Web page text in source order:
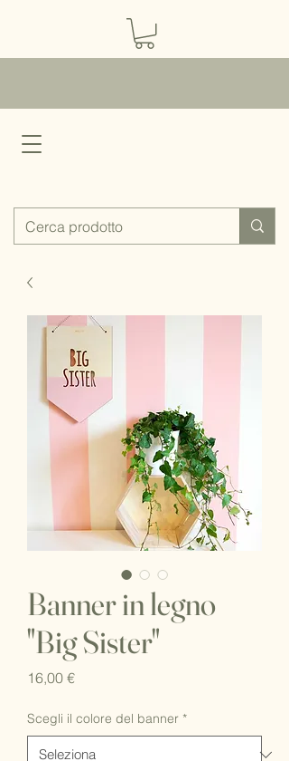
Banner in legno
"Big Sister"
16,00 €Prezzo
Scegli il colore del banner *